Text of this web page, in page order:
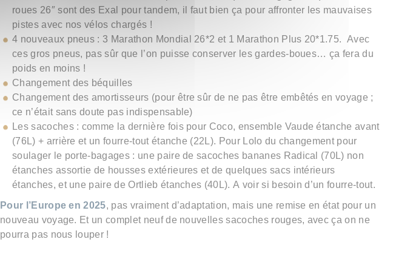
roues 26″ sont des Exal pour tandem, il faut bien ça pour affronter les mauvaises
pistes avec nos vélos chargés !
4 nouveaux pneus : 3 Marathon Mondial 26*2 et 1 Marathon Plus 20*1.75. Avec
ces gros pneus, pas sûr que l’on puisse conserver les gardes-boues… ça fera du
poids en moins !
Changement des béquilles
Changement des amortisseurs (pour être sûr de ne pas être embêtés en voyage ;
ce n’était sans doute pas indispensable)
Les sacoches : comme la dernière fois pour Coco, ensemble Vaude étanche avant
(76L) + arrière et un fourre-tout étanche (22L). Pour Lolo du changement pour
soulager le porte-bagages : une paire de sacoches bananes Radical (70L) non
étanches assortie de housses extérieures et de quelques sacs intérieurs
étanches, et une paire de Ortlieb étanches (40L). A voir si besoin d’un fourre-tout.
Pour l’Europe en 2025, pas vraiment d’adaptation, mais une remise en état pour un
nouveau voyage. Et un complet neuf de nouvelles sacoches rouges, avec ça on ne
pourra pas nous louper !